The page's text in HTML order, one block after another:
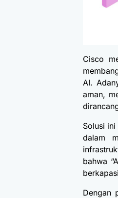
Cisco
AI.
aman,
Solusi
dalam
bahwa
Dengan